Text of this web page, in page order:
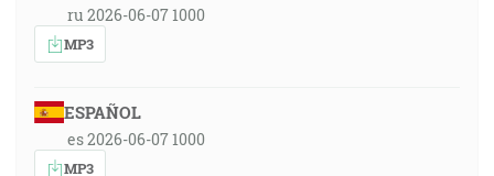
ru 2026-06-07 1000
MP3
ESPAÑOL
es 2026-06-07 1000
MP3